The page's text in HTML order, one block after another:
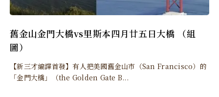
舊金山金門大橋vs里斯本四月廿五日大橋 （組
圖）
【新三才編譯首發】有人把美國舊金山市（San Francisco）的
「金門大橋」（the Golden Gate B...